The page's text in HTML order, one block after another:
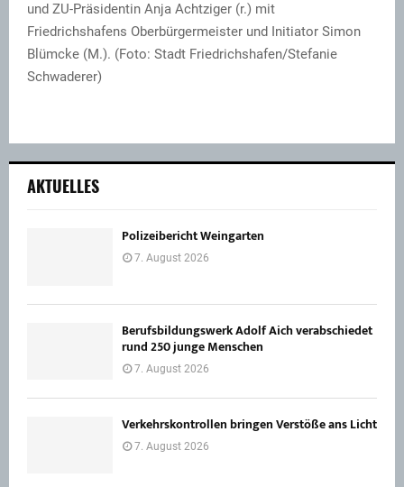
und ZU-Präsidentin Anja Achtziger (r.) mit
Friedrichshafens Oberbürgermeister und Initiator Simon
Blümcke (M.). (Foto: Stadt Friedrichshafen/Stefanie
Schwaderer)
AKTUELLES
Polizeibericht Weingarten
7. August 2026
Berufsbildungswerk Adolf Aich verabschiedet
rund 250 junge Menschen
7. August 2026
Verkehrskontrollen bringen Verstöße ans Licht
7. August 2026